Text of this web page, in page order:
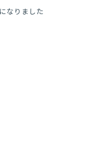
なりました